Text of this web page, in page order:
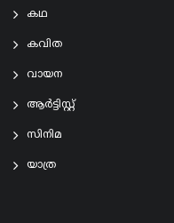
കഥ
കവിത
വായന
ആര്‍ട്ടിസ്റ്റ്
സിനിമ
യാത്ര